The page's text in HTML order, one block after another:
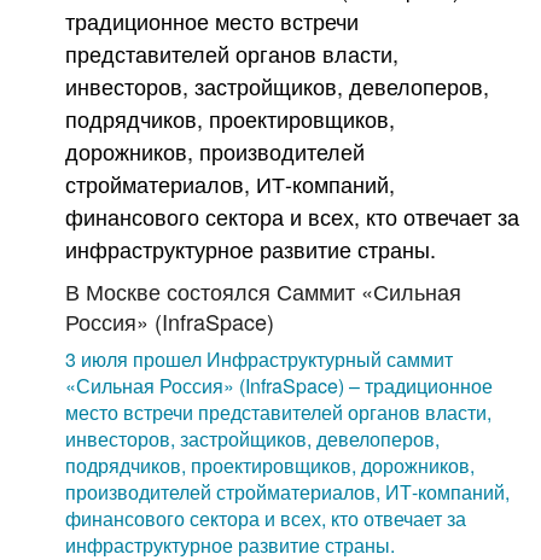
В Москве состоялся Саммит «Сильная
Россия» (InfraSpace)
3 июля прошел Инфраструктурный саммит
«Сильная Россия» (InfraSpace) – традиционное
место встречи представителей органов власти,
инвесторов, застройщиков, девелоперов,
подрядчиков, проектировщиков, дорожников,
производителей стройматериалов, ИТ-компаний,
финансового сектора и всех, кто отвечает за
инфраструктурное развитие страны.